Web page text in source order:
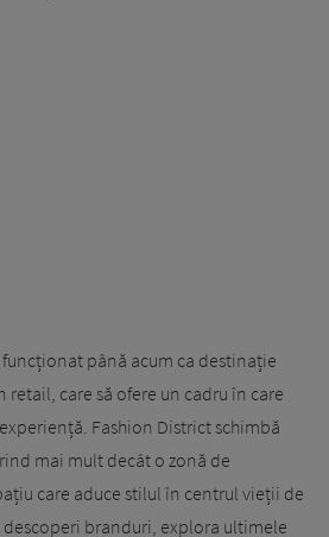
până acum ca destinație
care să ofere un cadru în care
Fashion District schimbă
mai mult decât o zonă de
care aduce stilul în centrul vieții de
branduri, explora ultimele